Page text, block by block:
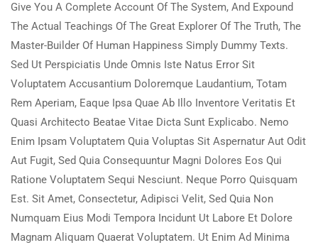
Give You A Complete Account Of The System, And Expound
The Actual Teachings Of The Great Explorer Of The Truth, The
Master-Builder Of Human Happiness Simply Dummy Texts.
Sed Ut Perspiciatis Unde Omnis Iste Natus Error Sit
Voluptatem Accusantium Doloremque Laudantium, Totam
Rem Aperiam, Eaque Ipsa Quae Ab Illo Inventore Veritatis Et
Quasi Architecto Beatae Vitae Dicta Sunt Explicabo. Nemo
Enim Ipsam Voluptatem Quia Voluptas Sit Aspernatur Aut Odit
Aut Fugit, Sed Quia Consequuntur Magni Dolores Eos Qui
Ratione Voluptatem Sequi Nesciunt. Neque Porro Quisquam
Est. Sit Amet, Consectetur, Adipisci Velit, Sed Quia Non
Numquam Eius Modi Tempora Incidunt Ut Labore Et Dolore
Magnam Aliquam Quaerat Voluptatem. Ut Enim Ad Minima